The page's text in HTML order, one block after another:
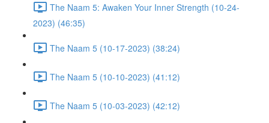
The Naam 5: Awaken Your Inner Strength (10-24-
2023) (46:35)
The Naam 5 (10-17-2023) (38:24)
The Naam 5 (10-10-2023) (41:12)
The Naam 5 (10-03-2023) (42:12)